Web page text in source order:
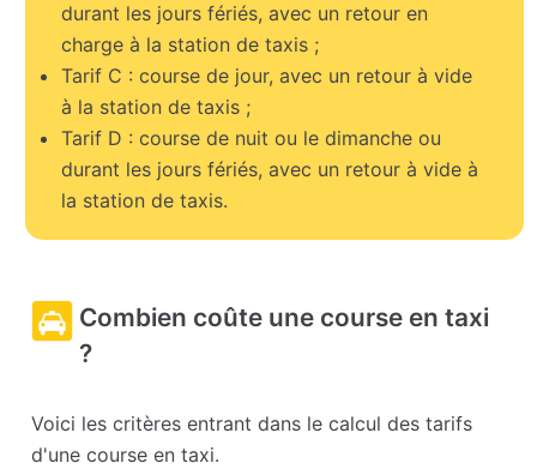
durant les jours fériés, avec un retour en
charge à la station de taxis ;
Tarif C : course de jour, avec un retour à vide
à la station de taxis ;
Tarif D : course de nuit ou le dimanche ou
durant les jours fériés, avec un retour à vide à
la station de taxis.
Combien coûte une course en taxi
?
Voici les critères entrant dans le calcul des tarifs
d'une course en taxi.